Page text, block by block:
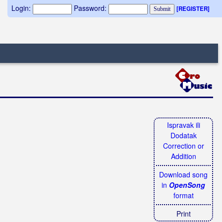
Login: Password: [REGISTER]
Ispravak ili
Dodatak
Correction or
Addition
Download song
in OpenSong
format
Print